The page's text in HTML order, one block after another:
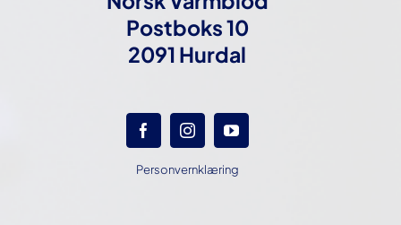
Postboks 10
2091 Hurdal
Personvernklæring